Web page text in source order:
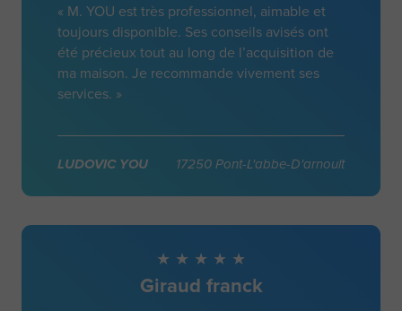
« M. YOU est très professionnel, aimable et
toujours disponible. Ses conseils avisés ont
été précieux tout au long de l’acquisition de
ma maison. Je recommande vivement ses
services. »
LUDOVIC YOU 17250 Pont-L'abbe-D'arnoult
Giraud franck